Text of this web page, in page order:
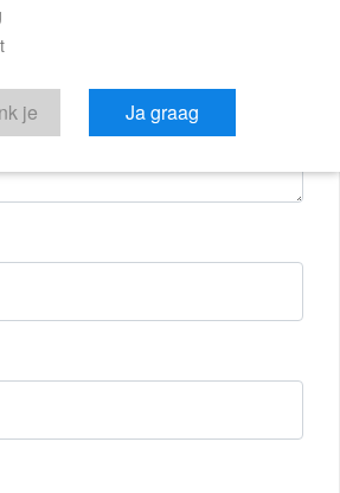
sturen kom je in contact met de
van de woning.
je Ja graag